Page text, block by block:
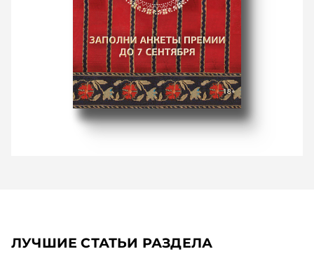
ЛУЧШИЕ СТАТЬИ РАЗДЕЛА